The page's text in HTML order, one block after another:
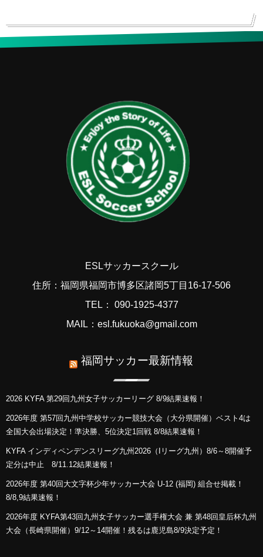
ESLサッカースクール
住所：福岡県福岡市博多区諸岡5丁目16-17-506
TEL： 090-1925-4377
MAIL：esl.fukuoka@gmail.com
福岡サッカー最新情報
2026 KYFA 第29回九州女子サッカーリーグ 8/9結果速報！
2026年度 第57回九州中学校サッカー競技大会（大分県開催）ベスト4は
全国大会出場決定！準決勝、5位決定1回戦 8/8結果速報！
KYFA インディペンデンスリーグ九州2026（Iリーグ九州）8/6～8開催予
定分は中止 8/11.12結果速報！
2026年度 第40回大文字杯少年サッカー大会 U-12 (福岡) 組合せ掲載！
8/8,9結果速報！
2026年度 KYFA第43回九州女子サッカー選手権大会 兼 第48回皇后杯九州
大会（長崎県開催）9/12～14開催！残るは鹿児島8/9決定予定！